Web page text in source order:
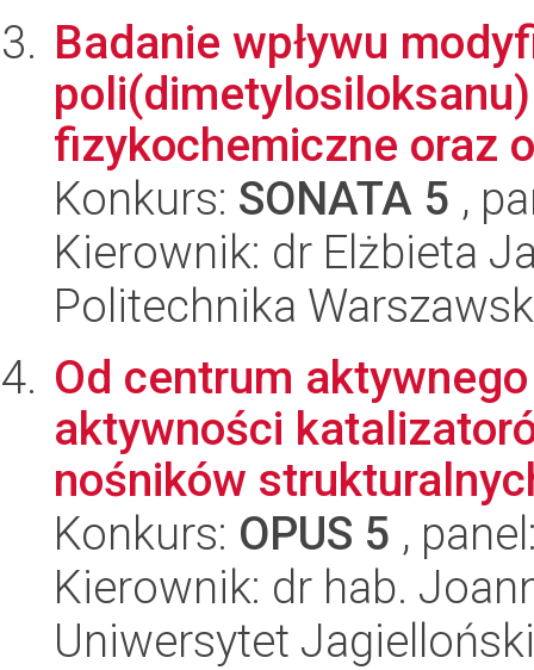
Badanie wpływu
fizykochemiczne oraz
Konkurs: SONATA 5 ,
Kierownik: dr Elżbieta
Politechnika
Od centrum
aktywności
nośników
Konkurs: OPUS 5 ,
Kierownik: dr hab.
Uniwersytet